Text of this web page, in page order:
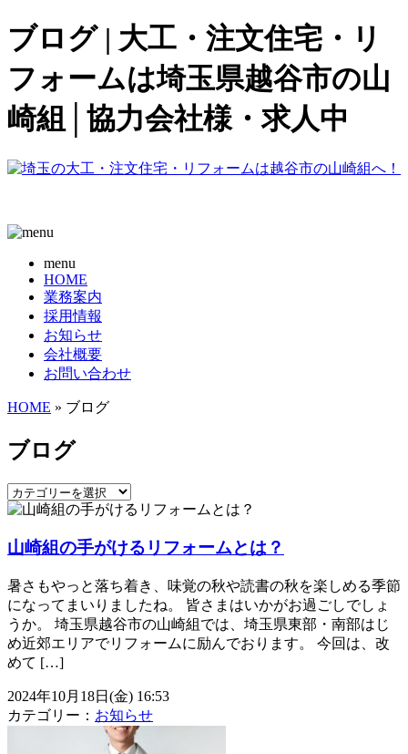
ブログ | 大工・注文住宅・リ
フォームは埼玉県越谷市の山
崎組│協力会社様・求人中
menu
HOME
業務案内
採用情報
お知らせ
会社概要
お問い合わせ
HOME » ブログ
ブログ
山崎組の手がけるリフォームとは？
暑さもやっと落ち着き、味覚の秋や読書の秋を楽しめる季節
になってまいりましたね。 皆さまはいかがお過ごしでしょ
うか。 埼玉県越谷市の山崎組では、埼玉県東部・南部はじ
め近郊エリアでリフォームに励んでおります。 今回は、改
めて […]
2024年10月18日(金) 16:53
カテゴリー： お知らせ